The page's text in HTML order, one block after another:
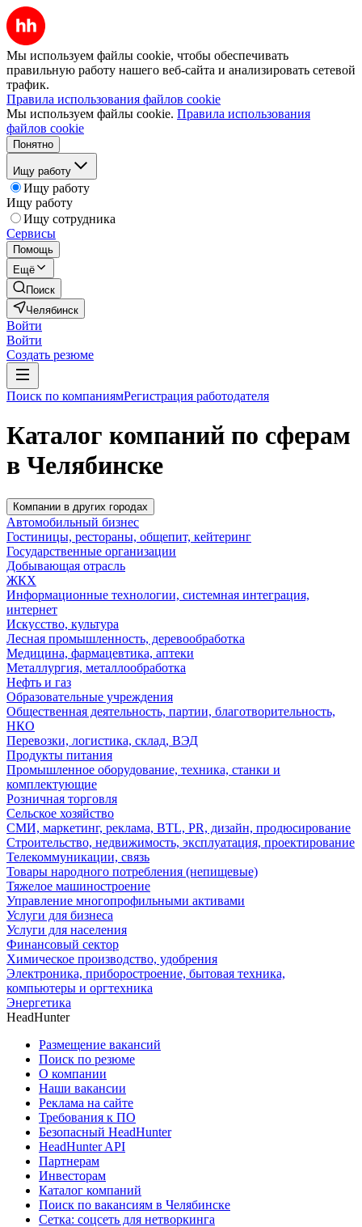
Мы используем файлы cookie, чтобы обеспечивать
правильную работу нашего веб-сайта и анализировать сетевой
трафик.
Правила использования файлов cookie
Мы используем файлы cookie. Правила использования
файлов cookie
Понятно
Ищу работу
Ищу работу
Ищу работу
Ищу сотрудника
Сервисы
Помощь
Ещё
Поиск
Челябинск
Войти
Войти
Создать резюме
Поиск по компаниямРегистрация работодателя
Каталог компаний по сферам
в Челябинске
Компании в других городах
Автомобильный бизнес
Гостиницы, рестораны, общепит, кейтеринг
Государственные организации
Добывающая отрасль
ЖКХ
Информационные технологии, системная интеграция,
интернет
Искусство, культура
Лесная промышленность, деревообработка
Медицина, фармацевтика, аптеки
Металлургия, металлообработка
Нефть и газ
Образовательные учреждения
Общественная деятельность, партии, благотворительность,
НКО
Перевозки, логистика, склад, ВЭД
Продукты питания
Промышленное оборудование, техника, станки и
комплектующие
Розничная торговля
Сельское хозяйство
СМИ, маркетинг, реклама, BTL, PR, дизайн, продюсирование
Строительство, недвижимость, эксплуатация, проектирование
Телекоммуникации, связь
Товары народного потребления (непищевые)
Тяжелое машиностроение
Управление многопрофильными активами
Услуги для бизнеса
Услуги для населения
Финансовый сектор
Химическое производство, удобрения
Электроника, приборостроение, бытовая техника,
компьютеры и оргтехника
Энергетика
HeadHunter
Размещение вакансий
Поиск по резюме
О компании
Наши вакансии
Реклама на сайте
Требования к ПО
Безопасный HeadHunter
HeadHunter API
Партнерам
Инвесторам
Каталог компаний
Поиск по вакансиям в Челябинске
Сетка: соцсеть для нетворкинга